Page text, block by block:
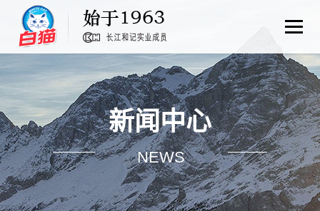
新闻中心
NEWS